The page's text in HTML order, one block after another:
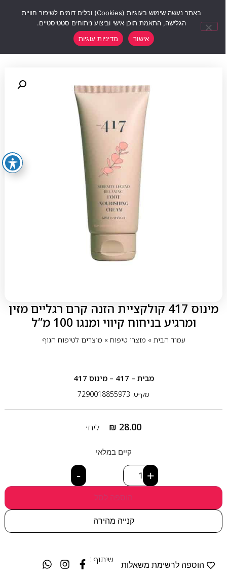
מינוס 417 קולקציית הזנה קרם רגליים מזין
ומרגיע בניחוח קיווי ומנגו 100 מ”ל
עמוד הבית» מוצרי טיפוח» מוצרים לטיפוח הגוף
מבית – 417 – מינוס 417
מק״ט: 7290018855973
₪ 28.00 ליח׳
קיים במלאי
- +
הוספה לסל
קנייה מהירה
הוספה לרשימת משאלות
שיתוף :
באתר נעשה שימוש בעוגיות (Cookies) וכלים דומים לשיפור חוויית
הגלישה, התאמת תוכן אישי וביצוע ניתוחים סטטיסטיים.
אישור
מדיניות עוגיות